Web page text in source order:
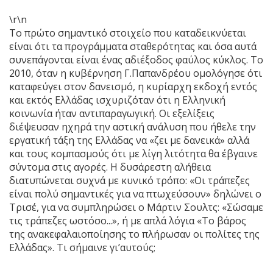
\r\n
Το πρώτο σημαντικό στοιχείο που καταδεικνύεται
είναι ότι τα προγράμματα σταθερότητας και όσα αυτά
συνεπάγονται είναι ένας αδιέξοδος φαύλος κύκλος. Το
2010, όταν η κυβέρνηση Γ.Παπανδρέου ομολόγησε ότι
καταφεύγει στον δανεισμό, η κυρίαρχη εκδοχή εντός
και εκτός Ελλάδας ισχυριζόταν ότι η Ελληνική
κοινωνία ήταν αντιπαραγωγική. Οι εξελίξεις
διέψευσαν ηχηρά την αστική ανάλυση που ήθελε την
εργατική τάξη της Ελλάδας να «ζει με δανεικά» αλλά
και τους κομπασμούς ότι με λίγη λιτότητα θα έβγαινε
σύντομα στις αγορές. Η δυσάρεστη αλήθεια
διατυπώνεται συχνά με κυνικό τρόπο: «Οι τράπεζες
είναι πολύ σημαντικές για να πτωχεύσουν» δηλώνει ο
Τρισέ, για να συμπληρώσει ο Μάρτιν Σουλτς: «Σώσαμε
τις τράπεζες ωστόσο...», ή με απλά λόγια «Το βάρος
της ανακεφαλαιοποίησης το πλήρωσαν οι πολίτες της
Ελλάδας». Τι σήμαινε γι’αυτούς;